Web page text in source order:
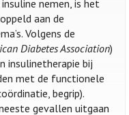
nemen, is het
aan de
Volgens de
Diabetes Association)
insulinetherapie bij
met de functionele
begrip).
gevallen uitgaan